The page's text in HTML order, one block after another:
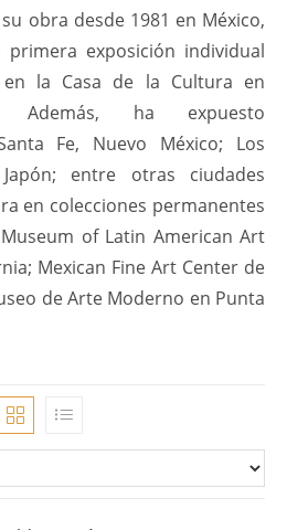
obra desde 1981 en México,
exposición individual
la Casa de la Cultura en
Además, ha expuesto
Fe, Nuevo México; Los
entre otras ciudades
en colecciones permanentes
of Latin American Art
Mexican Fine Art Center de
de Arte Moderno en Punta